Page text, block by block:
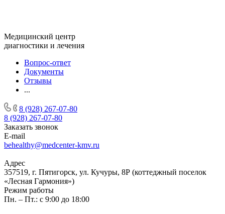
Медицинский центр
диагностики и лечения
Вопрос-ответ
Документы
Отзывы
...
8 (928) 267-07-80
8 (928) 267-07-80
Заказать звонок
E-mail
behealthy@medcenter-kmv.ru
Адрес
357519, г. Пятигорск, ул. Кучуры, 8Р (коттеджный поселок
«Лесная Гармония»)
Режим работы
Пн. – Пт.: с 9:00 до 18:00